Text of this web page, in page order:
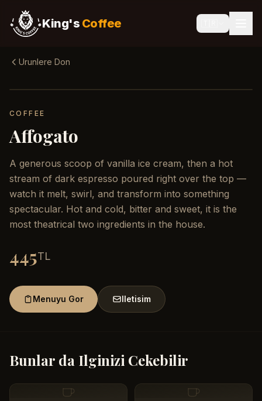
King's Coffee
Urunlere Don
COFFEE
Affogato
A generous scoop of vanilla ice cream, then a hot
stream of dark espresso poured right over the top —
watch it melt, swirl, and transform into something
spectacular. Hot and cold, bitter and sweet, it is the
most theatrical two ingredients in the house.
445TL
Menuyu Gor Iletisim
Bunlar da Ilginizi Cekebilir